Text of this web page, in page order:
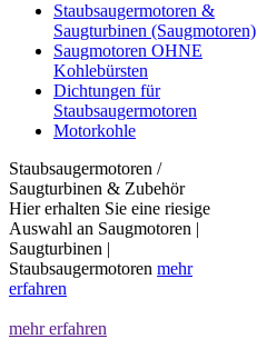
Staubsaugermotoren &
Saugturbinen (Saugmotoren)
Saugmotoren OHNE
Kohlebürsten
Dichtungen für
Staubsaugermotoren
Motorkohle
Staubsaugermotoren /
Saugturbinen & Zubehör
Hier erhalten Sie eine riesige
Auswahl an Saugmotoren |
Saugturbinen |
Staubsaugermotoren mehr
erfahren
mehr erfahren